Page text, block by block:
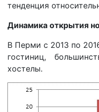
тенденция
Динамика открытия
В Перми с 2013 по
гостиниц,
хостелы.